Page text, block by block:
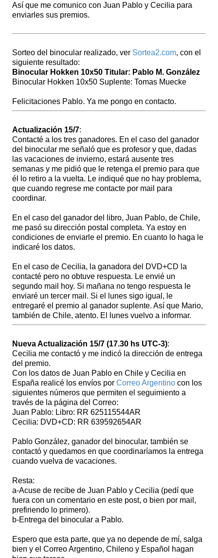
Así que me comunico con Juan Pablo y Cecilia para
enviarles sus premios.
Sorteo del binocular realizado, ver Sortea2.com, con el
siguiente resultado:
Binocular Hokken 10x50 Titular: Pablo M. González
Binocular Hokken 10x50 Suplente: Tomas Muecke
Felicitaciones Pablo. Ya me pongo en contacto.
Actualización 15/7:
Contacté a los tres ganadores. En el caso del ganador
del binocular me señaló que es profesor y que, dadas
las vacaciones de invierno, estará ausente tres
semanas y me pidió que le retenga el premio para que
él lo retiro a la vuelta. Le indiqué que no hay problema,
que cuando regrese me contacte por mail para
coordinar.
En el caso del ganador del libro, Juan Pablo, de Chile,
me pasó su dirección postal completa. Ya estoy en
condiciones de enviarle el premio. En cuanto lo haga le
indicaré los datos.
En el caso de Cecilia, la ganadora del DVD+CD la
contacté pero no obtuve respuesta. Le envié un
segundo mail hoy. Si mañana no tengo respuesta le
enviaré un tercer mail. Si el lunes sigo igual, le
entregaré el premio al ganador suplente. Así que Mario,
también de Chile, atento. El lunes vuelvo a informar.
Nueva Actualización 15/7 (17.30 hs UTC-3):
Cecilia me contactó y me indicó la dirección de entrega
del premio.
Con los datos de Juan Pablo en Chile y Cecilia en
España realicé los envíos por Correo Argentino con los
siguientes números que permiten el seguimiento a
través de la página del Correo:
Juan Pablo: Libro: RR 625115544AR
Cecilia: DVD+CD: RR 639592654AR
Pablo González, ganador del binocular, también se
contactó y quedamos en que coordinaríamos la entrega
cuando vuelva de vacaciones.
Resta:
a-Acuse de recibe de Juan Pablo y Cecilia (pedí que
fuera con un comentario en este post, o bien por mail,
prefiriendo lo primero).
b-Entrega del binocular a Pablo.
Espero que esta parte, que ya no depende de mí, salga
bien y el Correo Argentino, Chileno y Español hagan